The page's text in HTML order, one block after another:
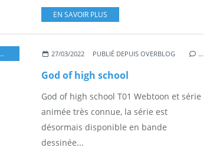
EN SAVOIR PLUS
EPOUVANTE ,FANTASTIQUE,FANTASY,ACTION,AVENTURE
27/03/2022 PUBLIÉ DEPUIS OVERBLOG …
God of high school
God of high school T01 Webtoon et série
animée très connue, la série est
désormais disponible en bande
dessinée...